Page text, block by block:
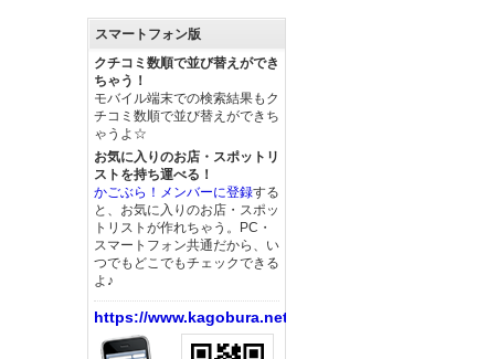
スマートフォン版
クチコミ数順で並び替えができ
ちゃう！
モバイル端末での検索結果もク
チコミ数順で並び替えができち
ゃうよ☆
お気に入りのお店・スポットリ
ストを持ち運べる！
かごぶら！メンバーに登録する
と、お気に入りのお店・スポッ
トリストが作れちゃう。PC・
スマートフォン共通だから、い
つでもどこでもチェックできる
よ♪
https://www.kagobura.net/